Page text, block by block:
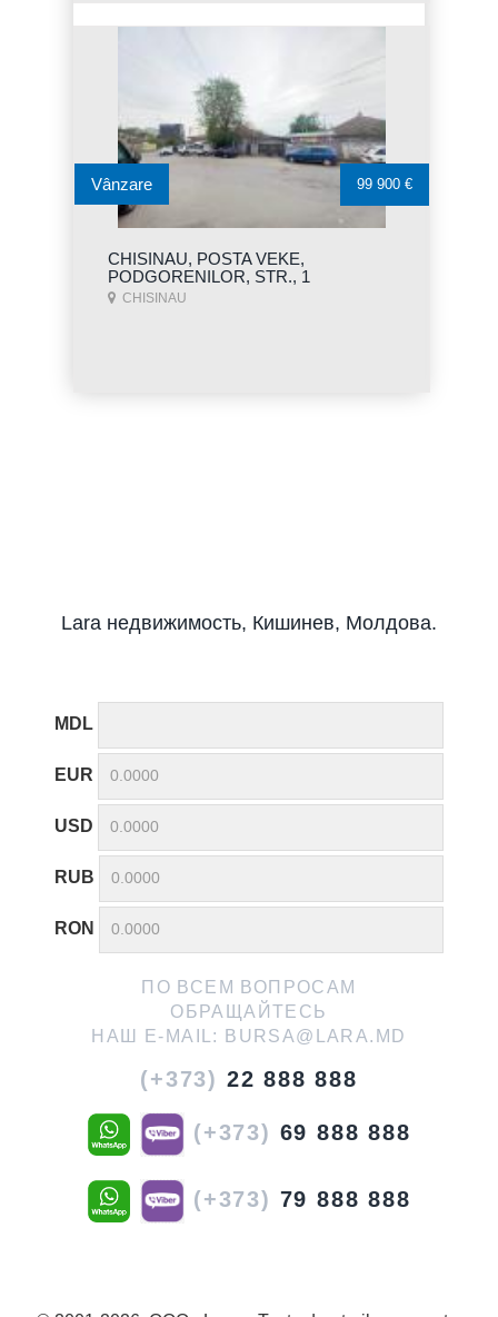
CHISINAU, POSTA VEKE,
PODGORENILOR, STR., 1
CHISINAU
Vânzare 99 900 €
Lara недвижимость, Кишинев, Молдова.
MDL
EUR
USD
RUB
RON
ПО ВСЕМ ВОПРОСАМ
ОБРАЩАЙТЕСЬ
НАШ E-MAIL:
BURSA@LARA.MD
(+373) 22 888 888
(+373) 69 888 888
(+373) 79 888 888